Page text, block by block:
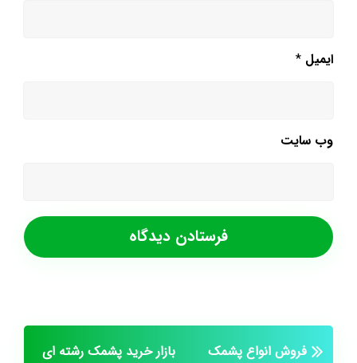
ایمیل *
وب‌ سایت
فروش انواع پشمک
بازار خرید پشمک رشته ای